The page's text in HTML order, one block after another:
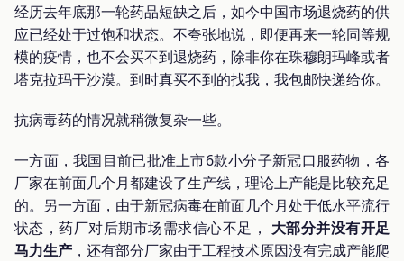
经历去年底那一轮药品短缺之后，如今中国市场退烧药的供
应已经处于过饱和状态。不夸张地说，即便再来一轮同等规
模的疫情，也不会买不到退烧药，除非你在珠穆朗玛峰或者
塔克拉玛干沙漠。到时真买不到的找我，我包邮快递给你。
抗病毒药的情况就稍微复杂一些。
一方面，我国目前已批准上市6款小分子新冠口服药物，各
厂家在前面几个月都建设了生产线，理论上产能是比较充足
的。另一方面，由于新冠病毒在前面几个月处于低水平流行
状态，药厂对后期市场需求信心不足， 大部分并没有开足
马力生产 ，还有部分厂家由于工程技术原因没有完成产能爬